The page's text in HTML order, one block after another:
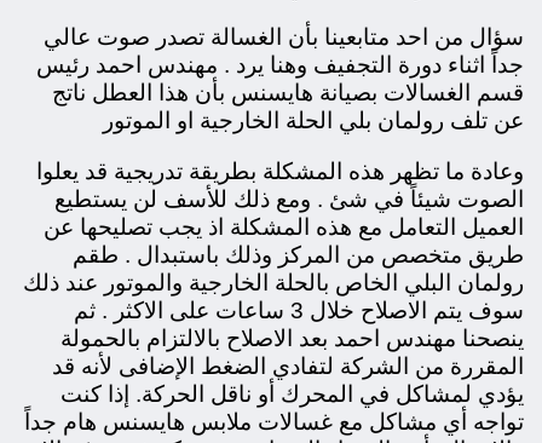
سؤال من احد متابعينا بأن الغسالة تصدر صوت عالي
جداً اثناء دورة التجفيف وهنا يرد . مهندس احمد رئيس
قسم الغسالات بصيانة هايسنس بأن هذا العطل ناتج
عن تلف رولمان بلي الحلة الخارجية او الموتور
وعادة ما تظهر هذه المشكلة بطريقة تدريجية قد يعلوا
الصوت شيئاً في شئ . ومع ذلك للأسف لن يستطيع
العميل التعامل مع هذه المشكلة اذ يجب تصليحها عن
طريق متخصص من المركز وذلك باستبدال . طقم
رولمان البلي الخاص بالحلة الخارجية والموتور عند ذلك
سوف يتم الاصلاح خلال 3 ساعات على الاكثر . ثم
ينصحنا مهندس احمد بعد الاصلاح بالالتزام بالحمولة
المقررة من الشركة لتفادي الضغط الإضافى لأنه قد
يؤدي لمشاكل في المحرك أو ناقل الحركة. إذا كنت
تواجه أي مشاكل مع غسالات ملابس هايسنس هام جداً